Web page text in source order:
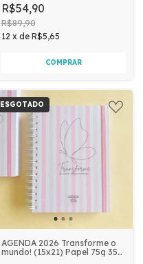
R$54,90
R$89,90
12 x de R$5,65
ESGOTADO
AGENDA 2026 Transforme o
mundo! (15x21) Papel 75g 354